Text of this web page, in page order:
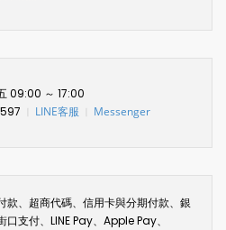
09:00 ～ 17:00
LINE客服 Messenger
款、超商代碼、信用卡與分期付款、銀
口支付、LINE Pay、Apple Pay、